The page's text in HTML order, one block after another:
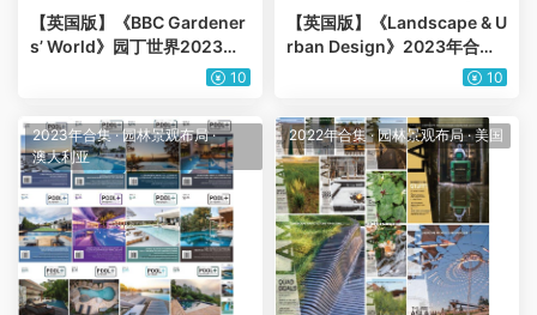
【英国版】《BBC Gardener
s’ World》园丁世界2023年
合集园艺花园花卉种植pdf杂
10
【英国版】《Landscape & U
rban Design》2023年合集
城市景观绿化花园自然环境公
订阅）
10
2023年合集·园林景观布局·
澳大利亚
2022年合集·园林景观布局·美国